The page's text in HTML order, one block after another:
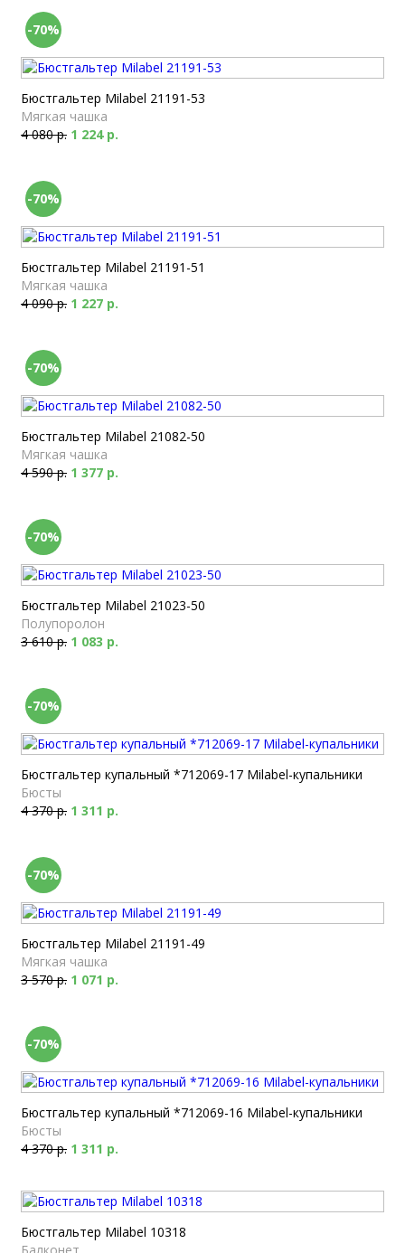
-70%
Бюстгальтер Milabel 21191-53
Мягкая чашка
4 080 р. 1 224 р.
-70%
Бюстгальтер Milabel 21191-51
Мягкая чашка
4 090 р. 1 227 р.
-70%
Бюстгальтер Milabel 21082-50
Мягкая чашка
4 590 р. 1 377 р.
-70%
Бюстгальтер Milabel 21023-50
Полупоролон
3 610 р. 1 083 р.
-70%
Бюстгальтер купальный *712069-17 Milabel-купальники
Бюсты
4 370 р. 1 311 р.
-70%
Бюстгальтер Milabel 21191-49
Мягкая чашка
3 570 р. 1 071 р.
-70%
Бюстгальтер купальный *712069-16 Milabel-купальники
Бюсты
4 370 р. 1 311 р.
Бюстгальтер Milabel 10318